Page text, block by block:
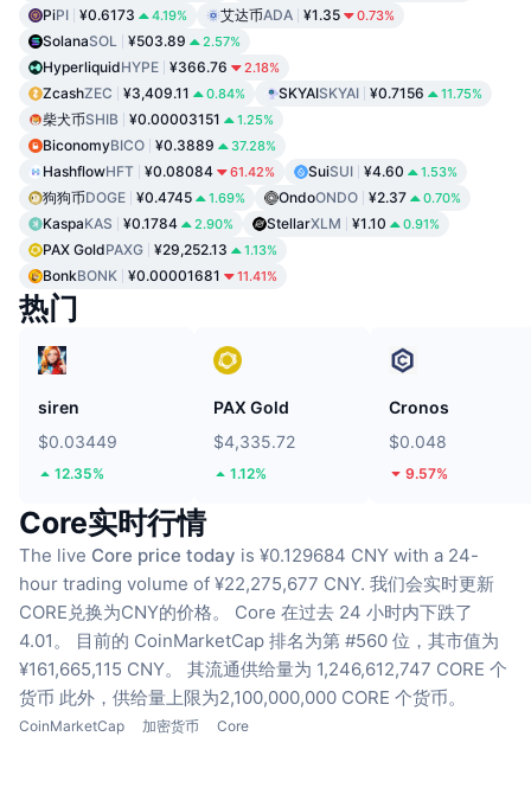
PiPI ¥0.6173 4.19% 艾达币ADA ¥1.35 0.73%
SolanaSOL ¥503.89 2.57%
HyperliquidHYPE ¥366.76 2.18%
ZcashZEC ¥3,409.11 0.84% SKYAISKYAI ¥0.7156 11.75%
柴犬币SHIB ¥0.00003151 1.25%
BiconomyBICO ¥0.3889 37.28%
HashflowHFT ¥0.08084 61.42% SuiSUI ¥4.60 1.53%
狗狗币DOGE ¥0.4745 1.69% OndoONDO ¥2.37 0.70%
KaspaKAS ¥0.1784 2.90% StellarXLM ¥1.10 0.91%
PAX GoldPAXG ¥29,252.13 1.13%
BonkBONK ¥0.00001681 11.41%
热门
siren
$0.03449
12.35%
PAX Gold
$4,335.72
1.12%
Cronos
$0.048
9.57%
Core实时行情
The live Core price today is ¥0.129684 CNY with a 24-
hour trading volume of ¥22,275,677 CNY. 我们会实时更新
CORE兑换为CNY的价格。
Core 在过去 24 小时内下跌了
4.01。
目前的 CoinMarketCap 排名为第 #560 位，其市值为
¥161,665,115 CNY。
其流通供给量为 1,246,612,747 CORE 个
货币 此外，供给量上限为2,100,000,000 CORE 个货币。
CoinMarketCap 加密货币 Core